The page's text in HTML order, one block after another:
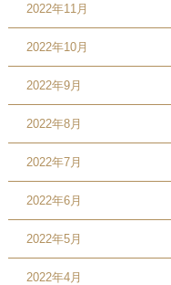
2022年11月
2022年10月
2022年9月
2022年8月
2022年7月
2022年6月
2022年5月
2022年4月